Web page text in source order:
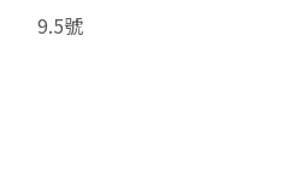
9.5號